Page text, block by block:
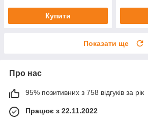
Купити
Показати ще
Про нас
95% позитивних з 758 відгуків за рік
Працює з 22.11.2022